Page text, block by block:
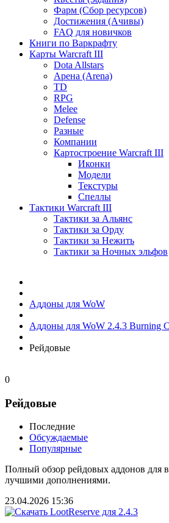
Фарм (Сбор ресурсов)
Достижения (Ачивы)
FAQ для новичков
Книги по Варкрафту
Карты Warcraft III
Dota Allstars
Арена (Arena)
TD
RPG
Melee
Defense
Разные
Компании
Картостроение Warcraft III
Иконки
Модели
Текстуры
Спеллы
Тактики Warcraft III
Тактики за Альянс
Тактики за Орду
Тактики за Нежить
Тактики за Ночных эльфов
Аддоны для WoW
Аддоны для WoW 2.4.3 Burning
Рейдовые
0
Рейдовые
Последние
Обсуждаемые
Популярные
Полный обзор рейдовых аддонов для
лучшими дополнениями.
23.04.2026 15:36